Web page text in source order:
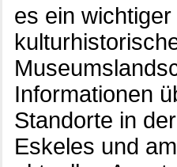
es ein
Informationen
Standorte in
Eskeles und